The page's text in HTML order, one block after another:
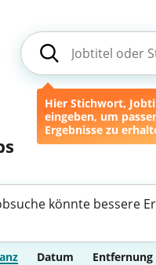
Hier Stichwort,
eingeben, um
Ergebnisse zu
könnte bessere
Datum Entfernung